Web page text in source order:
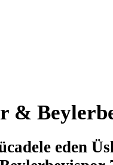
&
eden